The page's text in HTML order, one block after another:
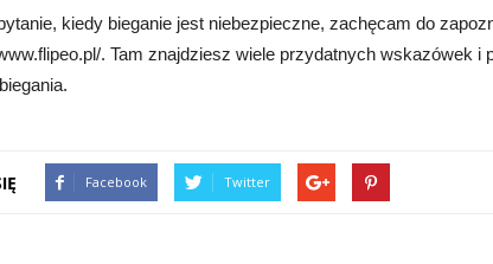
kiedy bieganie jest niebezpieczne, zachęcam do
. Tam znajdziesz wiele przydatnych wskazówek i
Facebook Twitter